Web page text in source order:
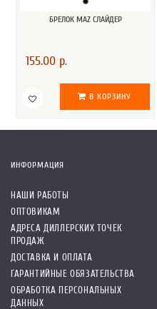
БРЕЛОК MAZ СЛАЙДЕР
155.00 р.
В КОРЗИНУ
ИНФОРМАЦИЯ
НАШИ РАБОТЫ
ОПТОВИКАМ
АДРЕСА ДИЛЛЕРСКИХ ТОЧЕК
ПРОДАЖ
ДОСТАВКА И ОПЛАТА
ГАРАНТИЙНЫЕ ОБЯЗАТЕЛЬСТВА
ОБРАБОТКА ПЕРСОНАЛЬНЫХ
ДАННЫХ